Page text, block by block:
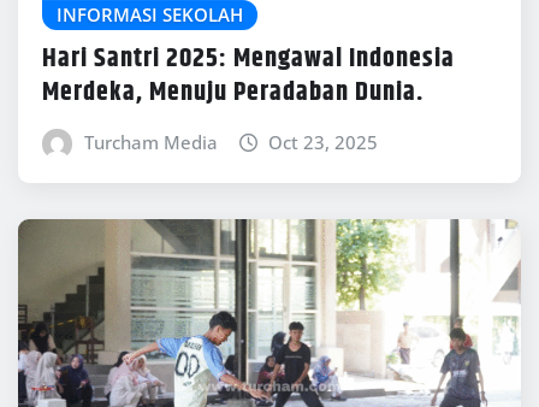
INFORMASI SEKOLAH
Hari Santri 2025: Mengawal Indonesia
Merdeka, Menuju Peradaban Dunia.
Turcham Media Oct 23, 2025